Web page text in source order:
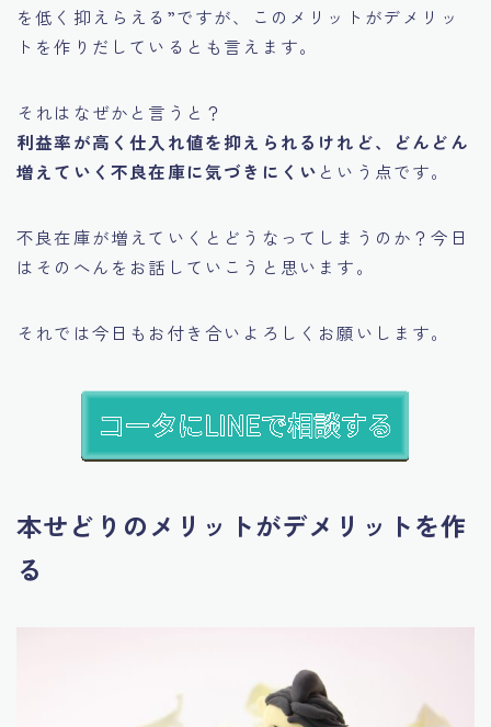
を低く抑えらえる”ですが、このメリットがデメリッ
トを作りだしているとも言えます。
それはなぜかと言うと？
利益率が高く仕入れ値を抑えられるけれど、どんどん
増えていく不良在庫に気づきにくい という点です。
不良在庫が増えていくとどうなってしまうのか？今日
はそのへんをお話していこうと思います。
それでは今日もお付き合いよろしくお願いします。
本せどりのメリットがデメリットを作
る